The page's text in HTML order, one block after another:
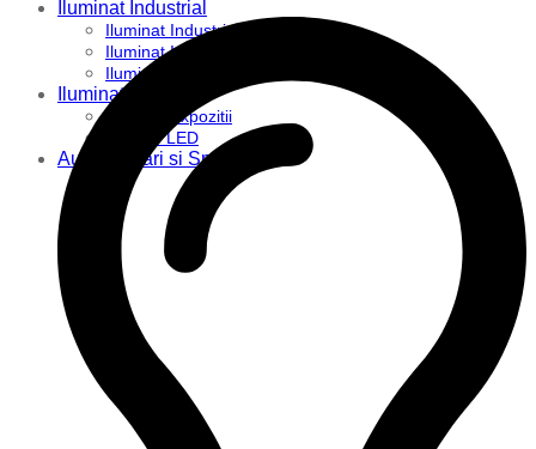
Iluminat Industrial
Iluminat Industrial
Iluminat Industrial LED
Iluminat stradal
Iluminat Industrial
Iluminat Expozitii
Module LED
Automatizari si Smart